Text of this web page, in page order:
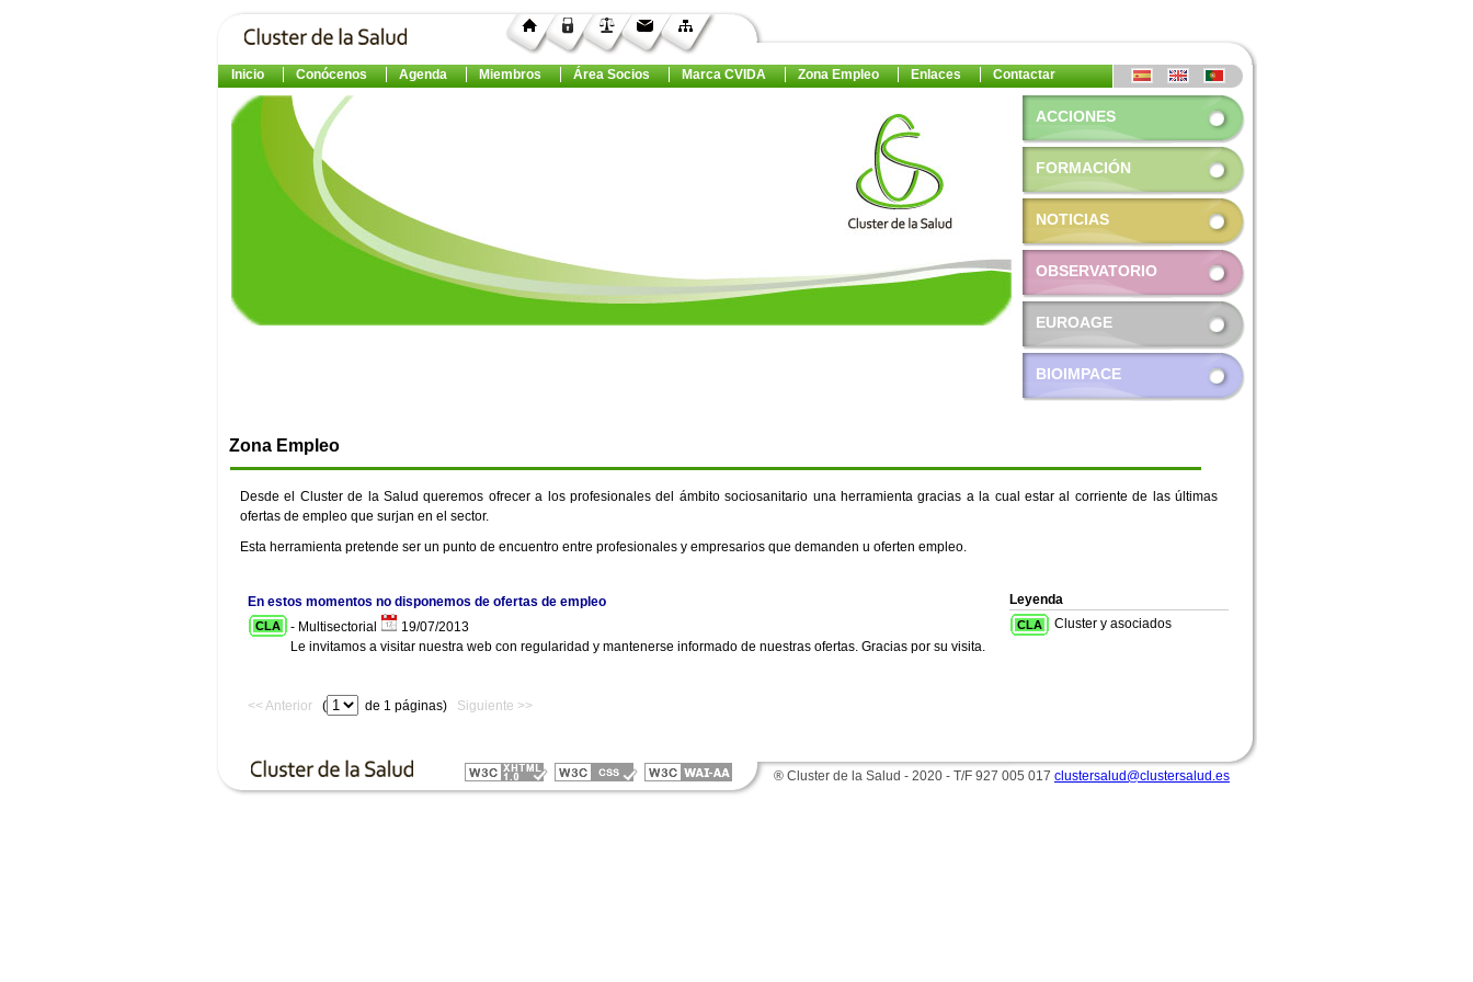
Inicio Conócenos Agenda Miembros Área Socios Marca CVIDA Zona Empleo Enlaces Contactar
ACCIONES
FORMACIÓN
NOTICIAS
OBSERVATORIO
EUROAGE
BIOIMPACE
Zona Empleo
Desde el Cluster de la Salud queremos ofrecer a los profesionales del ámbito sociosanitario una herramienta gracias a la cual estar al corriente de las últimas
ofertas de empleo que surjan en el sector.
Esta herramienta pretende ser un punto de encuentro entre profesionales y empresarios que demanden u oferten empleo.
En estos momentos no disponemos de ofertas de empleo
CLA - Multisectorial
19/07/2013
Le invitamos a visitar nuestra web con regularidad y mantenerse informado de nuestras ofertas. Gracias por su visita.
<< Anterior ( de 1 páginas) Siguiente >>
Leyenda
CLA Cluster y asociados
® Cluster de la Salud - 2020 - T/F 927 005 017 clustersalud@clustersalud.es